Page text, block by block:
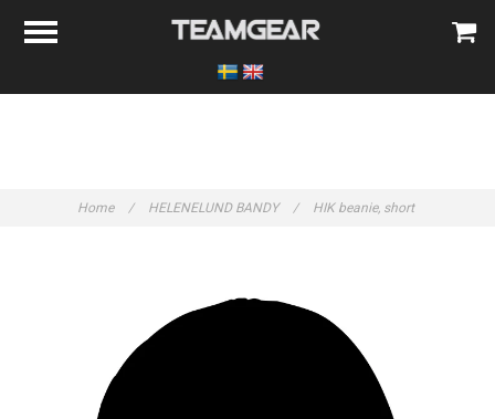
Home / HELENELUND BANDY / HIK beanie, short